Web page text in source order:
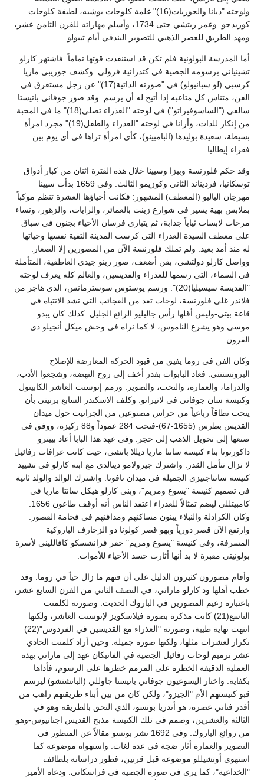
ولوحته "ديانا والحوريات(16)" غلمة كلوحات بوشيه، لطيفة كلوحات
كوريدجو. وعمر ريتشي حتى 1734، وأسلم مهاراته للقرن الثامن عشر،
ومهد الطريق للعصر الذهبي للتصوير البندقي أيام تيبولو.
أما المدرسة البولونية فلم تكن قد استنفدت قوتها تماماً. فاشتهر كارلو
تشينياني برسومه الجصية في كتدرائية فرولي. وكشف جوزيبي ماريا
كرسبي (لو سبانيولو) في "صورته الذاتية(17)" عن رجل مستغرق في
الفن، متناس كل متاعبه إذا أتيح له أن يرسم. وقد صور جوفاني باتيستا
سالفي ("الساسوفيراتو") في لوحته "العذراء تصلي(18)" ما في المحبة
من إنكار للذات، وأرانا في لوحته "العذراء والطفل(19)" مجرد امرأة
بسيطة، سعيدة بوليدها (البامبينو)، كأي امرأة تراها في أي يوم بين
فقراء إيطاليا.
وقد حكم فلورنسة وبيزا وسيينا خلال هذه الفترة اثنان من كبار أدواق
توسكانيا، فرديناند الثاني وكوزيمو الثالث. وفي 1659 بدأت سيينا
مهرجان الباليو (المعطف) المشهور: فكانت أحياؤها العشرة تنظم موكباً
بملابس بهية يسير في شوارع زينت بالعمائر، والرايات، والزهور، ونساء
مرحات لابسات ثياباً جذابة، ثم يتبارى فرسان الأحياء بجنون في سباق
على معطف السيدة العذراء التي كرست المدينة التقية نفسها وحياتها
له منذ أمد بعيد. ولم تملك فلورنسة الآن من المصورين إلا الصغار.
وواصل كارلو دولتشي، بفن أضعف، صور رينو جيدي العاطفية، المتأملة
في السماء، التي رسمها للعذراء والقديسين، والعالم كله يعرف لوحته
"القديسة سيسيليا(20)". ورسم يوستوس سوسترمانس، الذي هاجر من
فلاندر غلى فلورنسة، لوحات تعد من العجائب التي تشد الانتباه في
قاعة بيتي-وليس أقلها رأس جاليليو الرائع الجليل. كذلك كان يبدو
موسى وهو يشرع الناموس، لا كما نراه في وحش ميكل أنجيلو ذي
القرون.
وكان الفن في روما يفيق من قيود الحركة المعارضة للإصلاح
البروتستنتي. فعاد البابوات بقدر أخف إلى روح النهضة، وشجعوا الأدب،
والدراما، والعمارة، والنحت، والصوير. ورمم إنوسنت العاشر الكابيتول
وكنيسة سان جوفاني في لاتيرانو. وكلف الاسكندر السابع برنيني بأن
ينحت نطاقاً رباعياً من حراس مصنوعين من الجرانيت حول ميدان
القديس بطرس (1655-67)-فنحت 284 عموداً و88 ركيزة، ووفق في
صنعها إلى تحويل الذهب إلى حجر. وفي عهد هذا البابا أعاد بييترو
داكورتونا بناء كنيسة سانتا ماريا ديللا باتشي، حيث كانت عرافات رفائيل
لا تزال تتأمل القدر. واشترك جيرولامو دينالدي مع ابنه كارلو في تشييد
كنيسة سانتاجنيزي الجميلة في ميدان نافونا. واشترك الوالد والولد ثانية
في تصميم كنيسة "يسوع ومريم"، وبنى كارلو هيكل سانتا ماريا في
كامبيتللي ليضم تمثالاً للعذراء اعتقد الناس أنه أوقف طاعون 1656.
وكان الكرادلة والنبلاء يبنون مساكنهم ومدافنهم في فخامة القصور.
وارتفع الآن قصر دورياً وبهو قصر كولونا ذو الزخارف الباروكية
المسرفة، وفي كنيسة "يسوع ومريم" حفر فرانشسكو كافالليني لأسرة
بولونيتي مقبرة لا بد أنها أثارت حسد الأحياء للأموات.
وأقام مصورون كثيرون الدليل على أن فنهم ما زال حياً في روما. وقد
خطب أهلها ود كارلو ماراتي، في النصف الثاني من القرن السابع عشر،
باعتباره زعيم المصورين في الباروك الحديث. وصورته لكلمنت
التاسع(21) كانت مذكرة بصورة فيلاسكويز لإنوسنت العاشر، ولكنها
انتهت نهاية طيبة، وصورته "العذراء مع القديسين في الفردوس"(22)
تكرار لعشرات مثلها، ولكنها صورة جميلة. وحين أراد كلمنت الحادي
عشر ترميم لوحات رفائيل الجصية في الفاتيكان عهد إلى ماراتي بهذه
العملية الدقيقة الخطرة على المرمم خطرها على الرسوم، فأداها
بكفاية. واختار اليسوعيون جوفاني باتيستا جاوللي (الباتشتشو) ليرسم
قبو كنيستهم الأم "الجيزو"، ولكن كان من بين أبناء طريقتهم راهب من
أقدر فناني عصره، هو أندريا بوتسو، الذي التحق بالطريقة وهو في
الثالثة والعشرين، وصمم في تلك الكنيسة مذبح القديس اجناتيوس-وهو
من روائع الباروك. وفي 1692 نشر بوتسو مقالاً عن المنظور في
التصوير والعمارة أثار ضجة في عدة لغات. واستهواه موضوعه كما
استهوى أوتشيللو موضوعه قبل قرنين، فطور دراساته بلطائف
"الخداعية"، كما يرى في صوره الجصية في فراسكاتي. ودعاه الأمير